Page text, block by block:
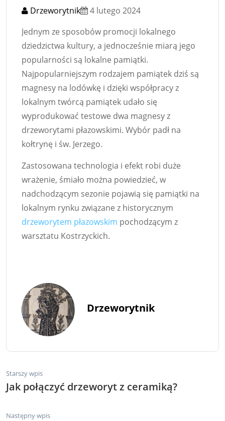
Drzeworytnik
4 lutego 2024
Jednym ze sposobów promocji lokalnego
dziedzictwa kultury, a jednocześnie miarą jego
popularności są lokalne pamiątki.
Najpopularniejszym rodzajem pamiątek dziś są
magnesy na lodówkę i dzięki współpracy z
lokalnym twórcą pamiątek udało się
wyprodukować testowe dwa magnesy z
drzeworytami płazowskimi. Wybór padł na
kołtrynę i św. Jerzego.
Zastosowana technologia i efekt robi duże
wrażenie, śmiało można powiedzieć, w
nadchodzącym sezonie pojawią się pamiątki na
lokalnym rynku związane z historycznym
drzeworytem płazowskim pochodzącym z
warsztatu Kostrzyckich.
Drzeworytnik
Starszy wpis
Jak połączyć drzeworyt z ceramiką?
Następny wpis